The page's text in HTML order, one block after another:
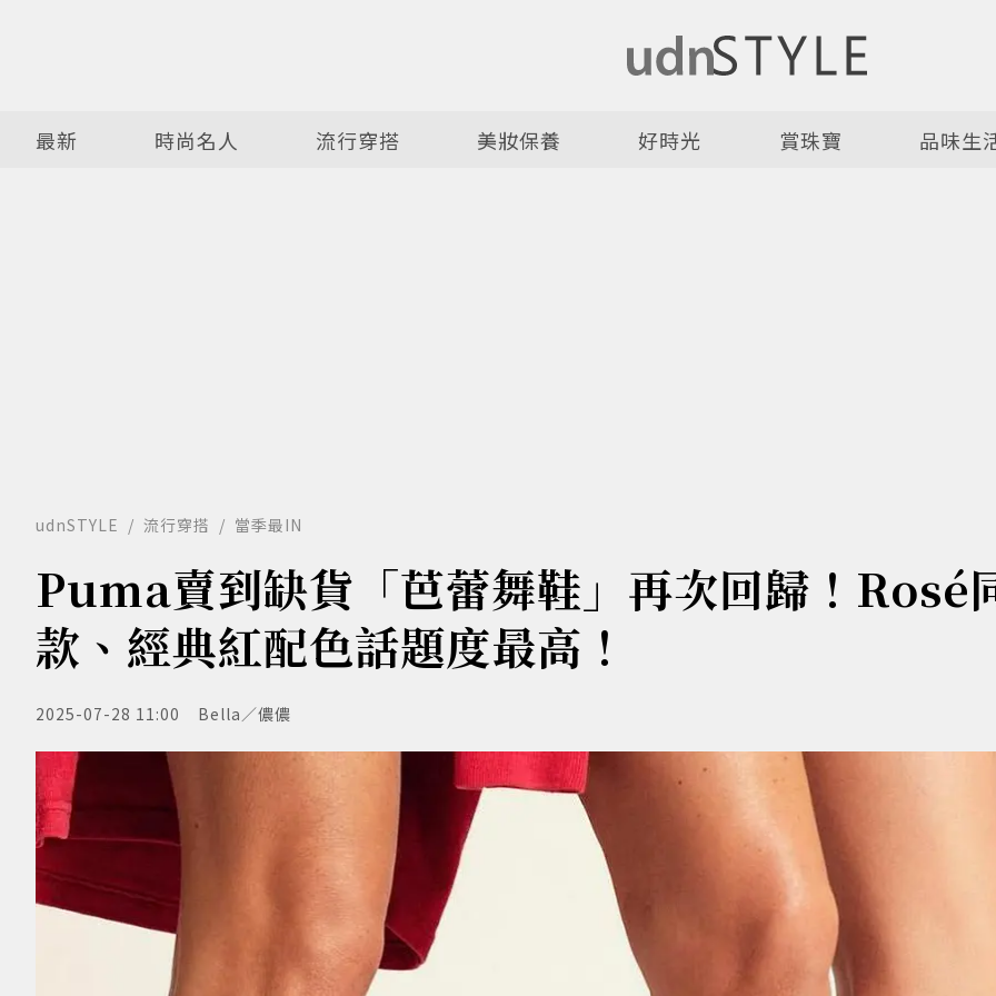
最新 時尚名人 流行穿搭 美妝保養 好時光 賞珠寶 品味生
udnSTYLE 流行穿搭 當季最IN
Puma賣到缺貨「芭蕾舞鞋」再次回歸！Rosé
款、經典紅配色話題度最高！
2025-07-28 11:00 Bella／儂儂